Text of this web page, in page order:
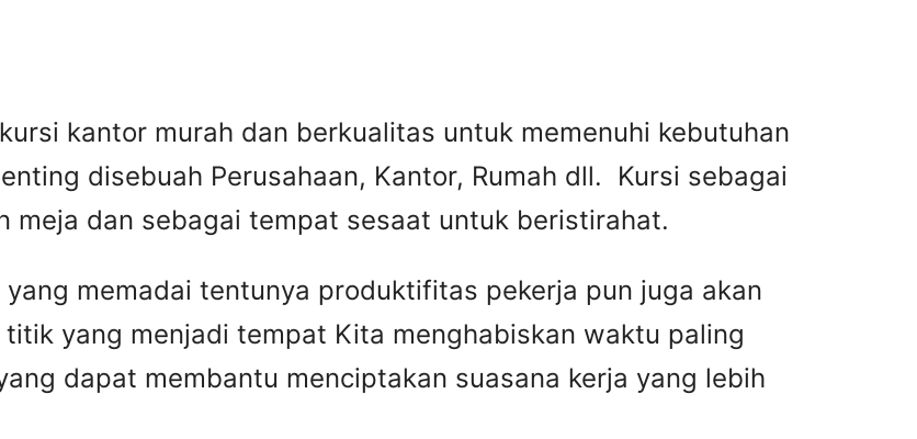
kantor murah dan berkualitas untuk memenuhi kebutuhan
disebuah Perusahaan, Kantor, Rumah dll. Kursi sebagai
meja dan sebagai tempat sesaat untuk beristirahat.
memadai tentunya produktifitas pekerja pun juga akan
yang menjadi tempat Kita menghabiskan waktu paling
dapat membantu menciptakan suasana kerja yang lebih